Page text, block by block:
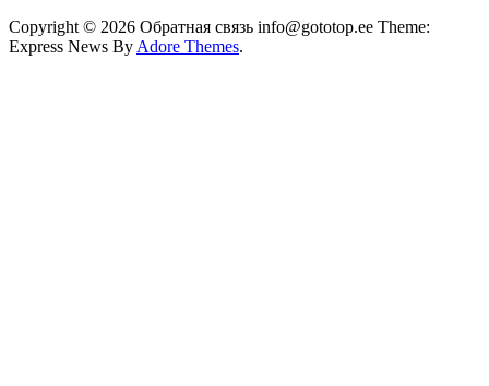
Copyright © 2026 Обратная связь info@gototop.ee Theme:
Express News By Adore Themes.